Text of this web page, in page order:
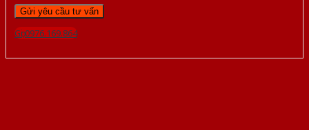
Gọi 0976.169.864